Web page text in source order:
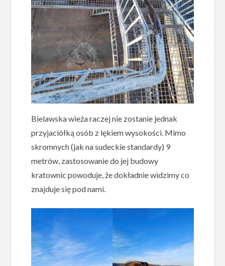
Bielawska wieża raczej nie zostanie jednak
przyjaciółką osób z lękiem wysokości. Mimo
skromnych (jak na sudeckie standardy) 9
metrów, zastosowanie do jej budowy
kratownic powoduje, że dokładnie widzimy co
znajduje się pod nami.